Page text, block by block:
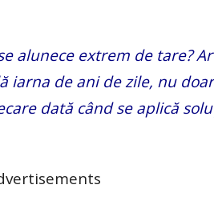
alunece extrem de tare?
iarna de ani de zile, nu
dată când se aplică